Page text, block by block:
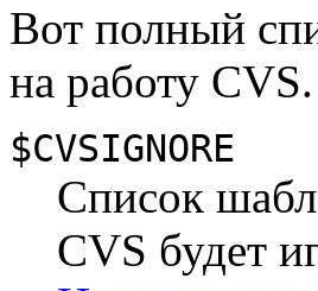
Вот полный
на работу CVS.
$CVSIGNORE
Список
CVS будет